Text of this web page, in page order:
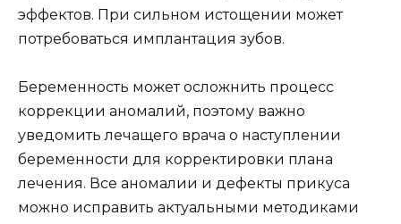
эффектов. При сильном истощении может
потребоваться имплантация зубов.
Беременность может осложнить процесс
коррекции аномалий, поэтому важно
уведомить лечащего врача о наступлении
беременности для корректировки плана
лечения. Все аномалии и дефекты прикуса
можно исправить актуальными методиками